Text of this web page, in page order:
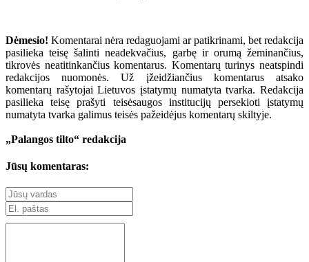
Dėmesio! Komentarai nėra redaguojami ar patikrinami, bet redakcija
pasilieka teisę šalinti neadekvačius, garbę ir orumą žeminančius,
tikrovės neatitinkančius komentarus. Komentarų turinys neatspindi
redakcijos nuomonės. Už įžeidžiančius komentarus atsako
komentarų rašytojai Lietuvos įstatymų numatyta tvarka. Redakcija
pasilieka teisę prašyti teisėsaugos institucijų persekioti įstatymų
numatyta tvarka galimus teisės pažeidėjus komentarų skiltyje.
„Palangos tilto“ redakcija
Jūsų komentaras: